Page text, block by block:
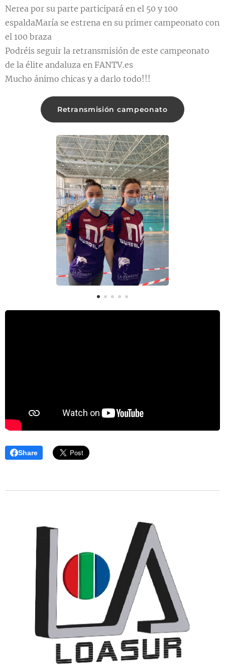
Nerea por su parte participará en el 50 y 100
espaldaMaría se estrena en su primer campeonato con
el 100 braza
Podréis seguir la retransmisión de este campeonato
de la élite andaluza en FANTV.es
Mucho ánimo chicas y a darlo todo!!! 👏🏽👏🏽🇳🇬🇳🇬
Retransmisión campeonato
Share